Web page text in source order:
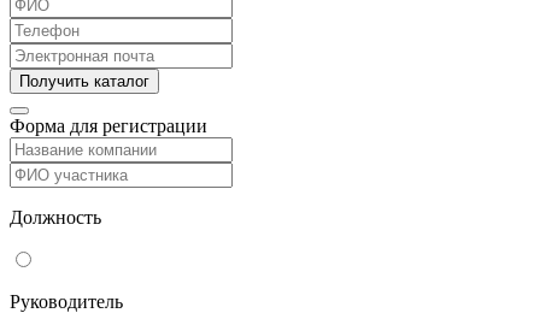
Форма для регистрации
Должность
Руководитель